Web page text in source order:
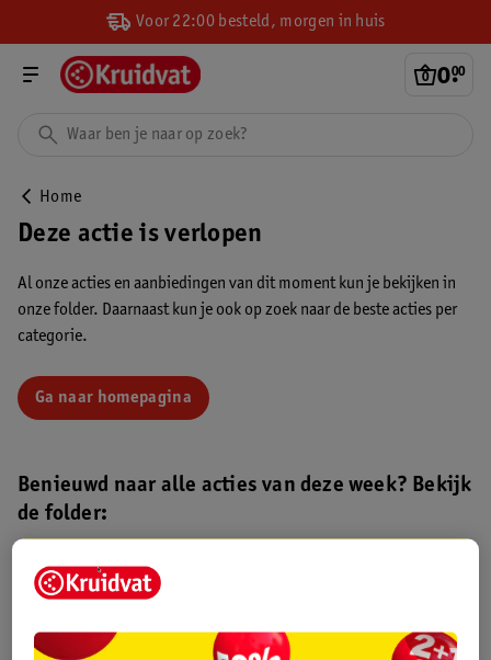
Voor 22:00 besteld, morgen in huis
0.
00
Home
Deze actie is verlopen
Al onze acties en aanbiedingen van dit moment kun je bekijken in
onze folder. Daarnaast kun je ook op zoek naar de beste acties per
categorie.
Ga naar homepagina
Benieuwd naar alle acties van deze week? Bekijk
de folder:
Kruidvat folder
augustus 2026.